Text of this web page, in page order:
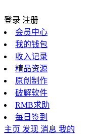
登录 注册
会员中心
我的钱包
收入记录
精品资源
原创制作
破解软件
RMB求助
每日签到
主页 发现 消息 我的